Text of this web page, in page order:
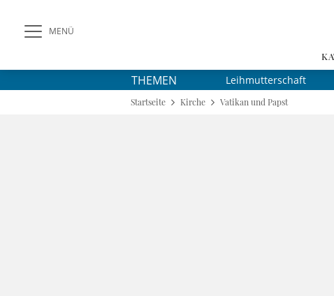
MENÜ
THEMEN Leihmutterschaft
Startseite Kirche Vatikan und Papst